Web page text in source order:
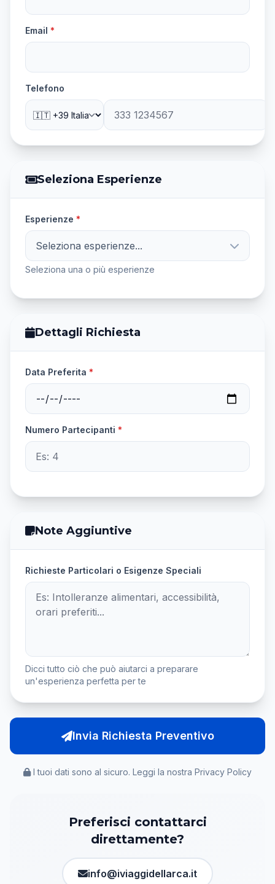
Email *
Telefono
Seleziona Esperienze
Esperienze *
Seleziona esperienze...
Seleziona una o più esperienze
Dettagli Richiesta
Data Preferita *
Numero Partecipanti *
Note Aggiuntive
Richieste Particolari o Esigenze Speciali
Dicci tutto ciò che può aiutarci a preparare
un'esperienza perfetta per te
Invia Richiesta Preventivo
I tuoi dati sono al sicuro. Leggi la nostra Privacy Policy
Preferisci contattarci
direttamente?
info@iviaggidellarca.it